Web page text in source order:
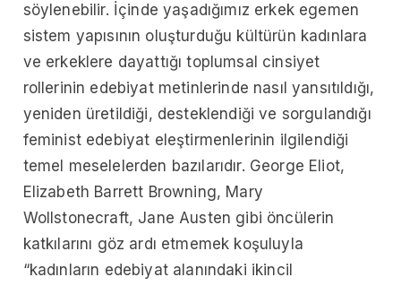
söylenebilir. İçinde yaşadığımız erkek egemen
sistem yapısının oluşturduğu kültürün kadınlara
ve erkeklere dayattığı toplumsal cinsiyet
rollerinin edebiyat metinlerinde nasıl yansıtıldığı,
yeniden üretildiği, desteklendiği ve sorgulandığı
feminist edebiyat eleştirmenlerinin ilgilendiği
temel meselelerden bazılarıdır. George Eliot,
Elizabeth Barrett Browning, Mary
Wollstonecraft, Jane Austen gibi öncülerin
katkılarını göz ardı etmemek koşuluyla
“kadınların edebiyat alanındaki ikincil